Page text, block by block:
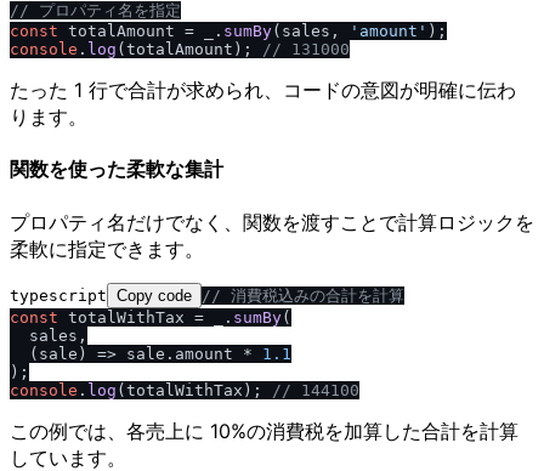
// プロパティ名を指定
const totalAmount = _. sumBy(sales, 'amount'
console . log (totalAmount); // 131000
たった 1 行で合計が求められ、コードの意図が明確に伝わ
ります。
関数を使った柔軟な集計
プロパティ名だけでなく、関数を渡すことで計算ロジックを
柔軟に指定できます。
typescript Copy code / / 消費税込みの合計を計算
const totalWithTax = _. sumBy(
  sales,
( sale ) => sale. amount * 1.1
console . log (totalWithTax); / / 144100
この例では、各売上に 10%の消費税を加算した合計を計算
しています。